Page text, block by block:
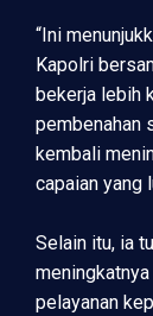
“Ini
Kapolri
bekerja lebih
pembenahan
kembali
capaian yang
Selain itu, ia
pelayanan